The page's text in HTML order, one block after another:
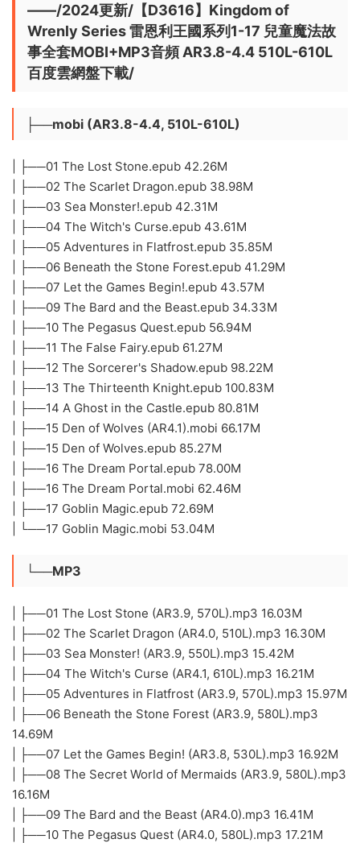
——/2024更新/【D3616】Kingdom of
Wrenly Series 雷恩利王國系列1-17 兒童魔法故
事全套MOBI+MP3音頻 AR3.8-4.4 510L-610L
百度雲網盤下載/
├──mobi (AR3.8-4.4, 510L-610L)
| ├──01 The Lost Stone.epub 42.26M
| ├──02 The Scarlet Dragon.epub 38.98M
| ├──03 Sea Monster!.epub 42.31M
| ├──04 The Witch's Curse.epub 43.61M
| ├──05 Adventures in Flatfrost.epub 35.85M
| ├──06 Beneath the Stone Forest.epub 41.29M
| ├──07 Let the Games Begin!.epub 43.57M
| ├──09 The Bard and the Beast.epub 34.33M
| ├──10 The Pegasus Quest.epub 56.94M
| ├──11 The False Fairy.epub 61.27M
| ├──12 The Sorcerer's Shadow.epub 98.22M
| ├──13 The Thirteenth Knight.epub 100.83M
| ├──14 A Ghost in the Castle.epub 80.81M
| ├──15 Den of Wolves (AR4.1).mobi 66.17M
| ├──15 Den of Wolves.epub 85.27M
| ├──16 The Dream Portal.epub 78.00M
| ├──16 The Dream Portal.mobi 62.46M
| ├──17 Goblin Magic.epub 72.69M
| └──17 Goblin Magic.mobi 53.04M
└──MP3
| ├──01 The Lost Stone (AR3.9, 570L).mp3 16.03M
| ├──02 The Scarlet Dragon (AR4.0, 510L).mp3 16.30M
| ├──03 Sea Monster! (AR3.9, 550L).mp3 15.42M
| ├──04 The Witch's Curse (AR4.1, 610L).mp3 16.21M
| ├──05 Adventures in Flatfrost (AR3.9, 570L).mp3 15.97M
| ├──06 Beneath the Stone Forest (AR3.9, 580L).mp3
14.69M
| ├──07 Let the Games Begin! (AR3.8, 530L).mp3 16.92M
| ├──08 The Secret World of Mermaids (AR3.9, 580L).mp3
16.16M
| ├──09 The Bard and the Beast (AR4.0).mp3 16.41M
| ├──10 The Pegasus Quest (AR4.0, 580L).mp3 17.21M